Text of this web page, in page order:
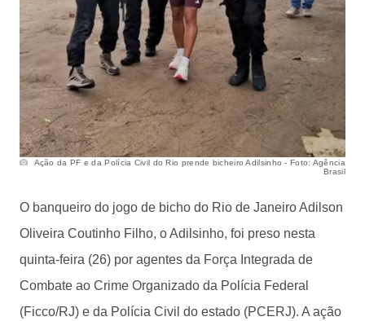
Ação da PF e da Polícia Civil do Rio prende bicheiro Adilsinho - Foto: Agência
Brasil
O banqueiro do jogo de bicho do Rio de Janeiro Adilson
Oliveira Coutinho Filho, o Adilsinho, foi preso nesta
quinta-feira (26) por agentes da Força Integrada de
Combate ao Crime Organizado da Polícia Federal
(Ficco/RJ) e da Polícia Civil do estado (PCERJ). A ação